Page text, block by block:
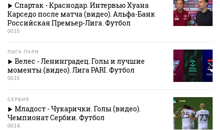
Спартак - Краснодар. Интервью Хуана
Карседо после матча (видео). Альфа-Банк
Российская Премьер-Лига. Футбол
00:15
ЛИГА ПАРИ
Велес - Ленинградец. Голы и лучшие
моменты (видео). Лига PARI. Футбол
00:15
СЕРБИЯ
Младост - Чукарички. Голы (видео).
Чемпионат Сербии. Футбол
00:14